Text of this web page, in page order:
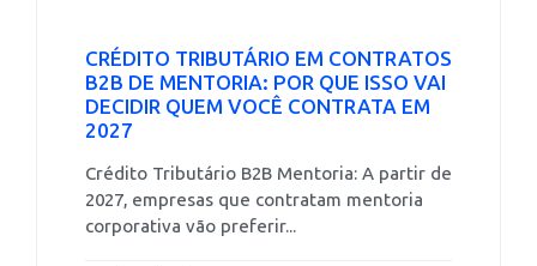
CRÉDITO TRIBUTÁRIO EM CONTRATOS
B2B DE MENTORIA: POR QUE ISSO VAI
DECIDIR QUEM VOCÊ CONTRATA EM
2027
Crédito Tributário B2B Mentoria: A partir de
2027, empresas que contratam mentoria
corporativa vão preferir...